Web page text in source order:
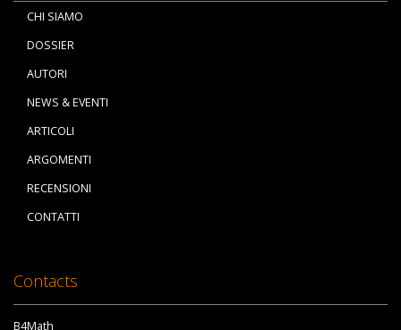
CHI SIAMO
DOSSIER
AUTORI
NEWS & EVENTI
ARTICOLI
ARGOMENTI
RECENSIONI
CONTATTI
Contacts
B4Math